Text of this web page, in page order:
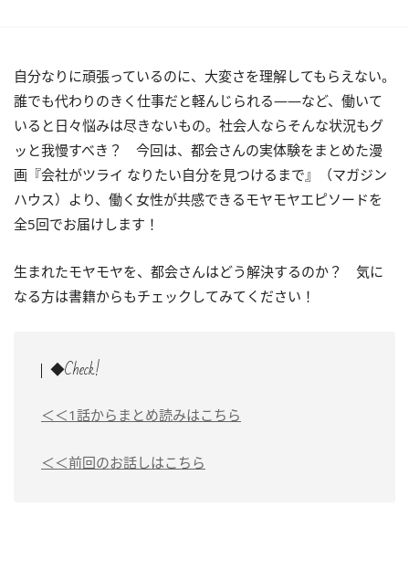
自分なりに頑張っているのに、大変さを理解してもらえない。
誰でも代わりのきく仕事だと軽んじられる――など、働いて
いると日々悩みは尽きないもの。社会人ならそんな状況もグ
ッと我慢すべき？ 今回は、都会さんの実体験をまとめた漫
画『会社がツライ なりたい自分を見つけるまで』（マガジン
ハウス）より、働く女性が共感できるモヤモヤエピソードを
全5回でお届けします！
生まれたモヤモヤを、都会さんはどう解決するのか？ 気に
なる方は書籍からもチェックしてみてください！
◆Check!
＜＜1話からまとめ読みはこちら
＜＜前回のお話しはこちら